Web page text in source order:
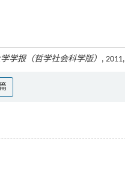
学报（哲学社会科学版） ,